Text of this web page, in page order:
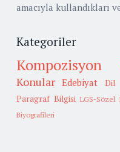
amacıyla kullandıkları
Kategoriler
Kompozisyon
Konular Edebiyat Dil
Paragraf Bilgisi LGS-Sözel
Biyografileri